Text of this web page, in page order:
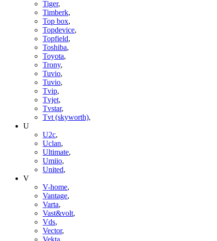
Tiger,
Timberk,
Top box,
Topdevice,
Topfield,
Toshiba,
Toyota,
Trony,
Tuvio,
Tuvio,
Tvip,
Tvjet,
Tvstar,
Tvt (skyworth),
U
U2c,
Uclan,
Ultimate,
Umiio,
United,
V
V-home,
Vantage,
Varta,
Vast&volt,
Vds,
Vector,
Vekta,